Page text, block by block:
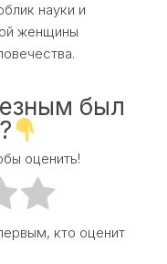
науки и
женщины
был
оценить!
кто оценит